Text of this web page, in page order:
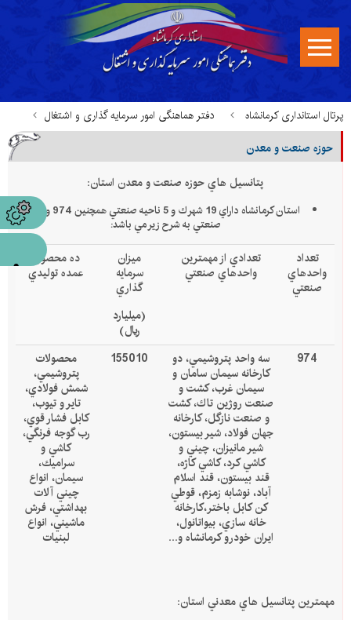
پرتال استانداری کرمانشاه دفتر هماهنگی امور سرمایه گذاری و اشتغال
پتانسیلهای استان حوزه صنعت و معدنحوزه صنعت و معدن
پتانسيل هاي حوزه صنعت و معدن استان:
استان كرمانشاه داراي 19 شهرك و 5 ناحيه صنعتي همچنين 974 واحد
صنعتي به شرح زير مي باشد:
تعداد
واحدهاي
صنعتي
تعدادي از مهمترين
واحدهاي صنعتي
ميزان
سرمايه
گذاري
(ميليارد
ريال)
ده محصول
عمده توليدي
974 سه واحد پتروشيمي، دو
كارخانه سيمان سامان و
سيمان غرب، كشت و
صنعت روژين تاك، كشت
و صنعت نازگل، كارخانه
جهان فولاد، شير بيستون،
شير مانيزان، چيني و
كاشي كرد، كاشي كاژه،
قند بيستون، قند اسلام
آباد، نوشابه زمزم، قوطي
كن كابل باختر،كارخانه
خانه سازي، بيواتانول،
ايران خودرو كرمانشاه و...
155010 محصولات
پتروشيمي،
شمش فولادي،
تاير و تيوب،
كابل فشار قوي،
رب گوجه فرنگي،
كاشي و
سراميك،
سيمان، انواع
چيني آلات
بهداشتي، فرش
ماشيني، انواع
لبنيات
مهمترين پتانسيل هاي معدني استان: